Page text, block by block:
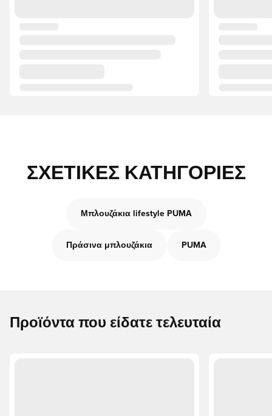
ΣΧΕΤΙΚΈΣ ΚΑΤΗΓΟΡΊΕΣ
Μπλουζάκια lifestyle PUMA
Πράσινα μπλουζάκια PUMA
Προϊόντα που είδατε τελευταία